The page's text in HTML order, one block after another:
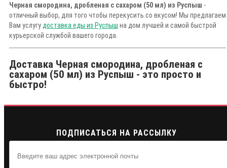
Черная смородина, дробленая с сахаром (50 мл) из Руспыш -
отличный выбор, для того чтобы перекусить со вкусом! Мы предлагаем
Вам услугу доставка еды из Руспыш на дом лучшей и самой быстрой
курьерской службой вашего города.
Доставка Черная смородина, дробленая с
сахаром (50 мл) из Руспыш - это просто и
быстро!
ПОДПИСАТЬСЯ НА РАССЫЛКУ